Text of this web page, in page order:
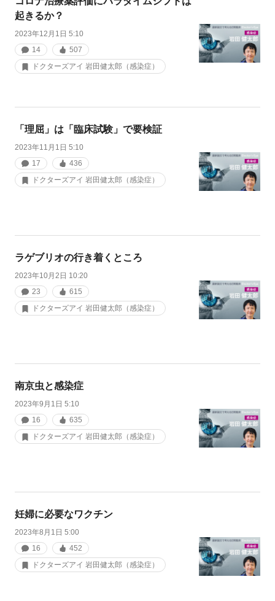
起きるか？
2023年12月1日 5:10
14
507
ドクターズアイ 岩田健太郎（感染症）
「理屈」は「臨床試験」で要検証
2023年11月1日 5:10
17
436
ドクターズアイ 岩田健太郎（感染症）
ラゲブリオの行き着くところ
2023年10月2日 10:20
23
615
ドクターズアイ 岩田健太郎（感染症）
南京虫と感染症
2023年9月1日 5:10
16
635
ドクターズアイ 岩田健太郎（感染症）
妊婦に必要なワクチン
2023年8月1日 5:00
16
452
ドクターズアイ 岩田健太郎（感染症）